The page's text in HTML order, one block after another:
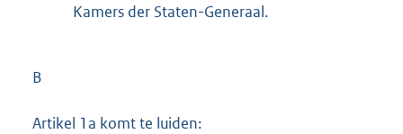
Kamers der Staten-Generaal.
B
Artikel 1a komt te luiden: